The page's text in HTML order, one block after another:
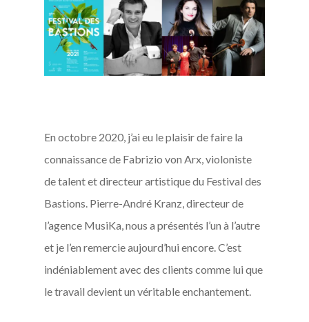
En octobre 2020, j’ai eu le plaisir de faire la
connaissance de Fabrizio von Arx, violoniste
de talent et directeur artistique du Festival des
Bastions. Pierre-André Kranz, directeur de
l’agence MusiKa, nous a présentés l’un à l’autre
et je l’en remercie aujourd’hui encore. C’est
indéniablement avec des clients comme lui que
le travail devient un véritable enchantement.